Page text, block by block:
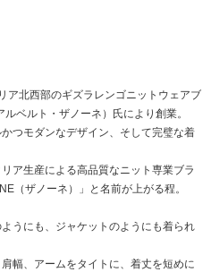
ア北西部のギズラレンゴニットウェアブ
ベルト・ザノーネ）氏により創業。
つモダンなデザイン、そして完璧な着
ア生産による高品質なニット専業ブラ
（ザノーネ）」と名前が上がる程。
うにも、ジャケットのようにも着られ
幅、アームをタイトに、着丈を短めに